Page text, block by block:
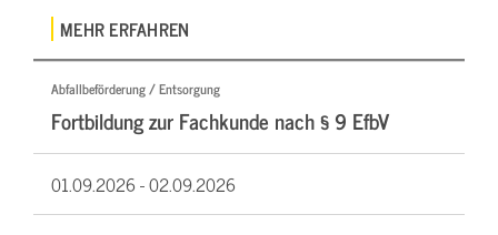
MEHR ERFAHREN
Abfallbeförderung / Entsorgung
Fortbildung zur Fachkunde nach § 9 EfbV
01.09.2026 -02.09.2026